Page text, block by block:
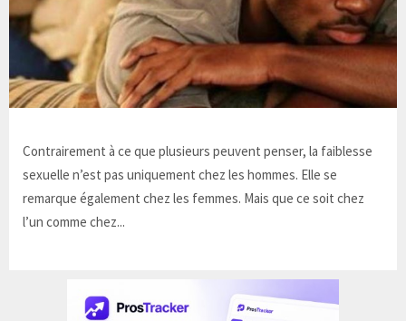
Contrairement à ce que plusieurs peuvent penser, la faiblesse
sexuelle n’est pas uniquement chez les hommes. Elle se
remarque également chez les femmes. Mais que ce soit chez
l’un comme chez...